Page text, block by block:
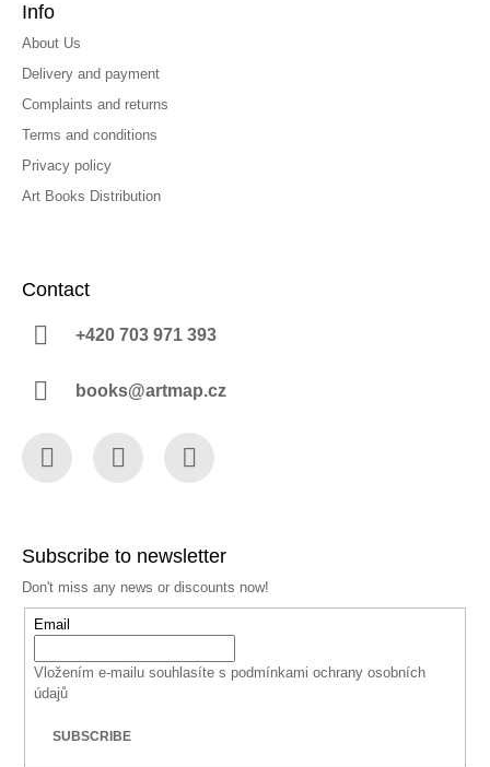
Info
About Us
Delivery and payment
Complaints and returns
Terms and conditions
Privacy policy
Art Books Distribution
Contact
+420 703 971 393
books@artmap.cz
Subscribe to newsletter
Don't miss any news or discounts now!
Email
Vložením e-mailu souhlasíte s podmínkami ochrany osobních
údajů
SUBSCRIBE